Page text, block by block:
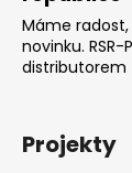
Máme
novinku.
distributorem
Projekty